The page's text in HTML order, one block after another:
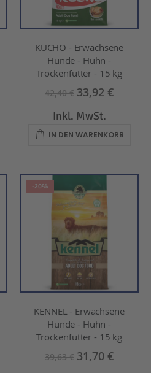
KUCHO - Erwachsene
Hunde - Huhn -
Trockenfutter - 15 kg
42,40 € 33,92 €
Inkl. MwSt.
IN DEN WARENKORB
-20%
KENNEL - Erwachsene
Hunde - Huhn -
Trockenfutter - 15 kg
39,63 € 31,70 €